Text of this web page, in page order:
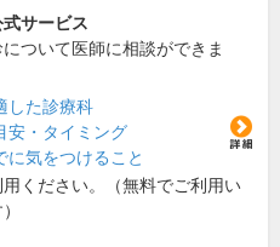
サービス
ついて医師に相談ができま
した診療科
安・タイミング
に気をつけること
ください。（無料でご利用い